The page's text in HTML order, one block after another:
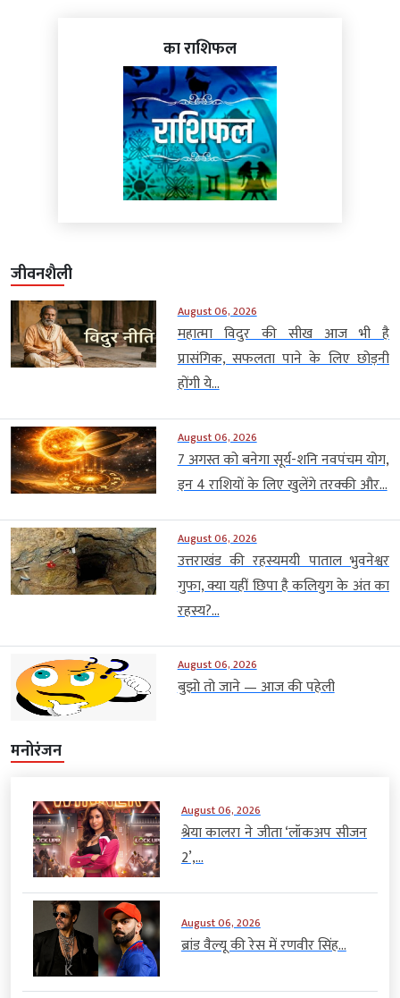
का राशिफल
जीवनशैली
August 06, 2026
महात्मा विदुर की सीख आज भी है
प्रासंगिक, सफलता पाने के लिए छोड़नी
होंगी ये...
August 06, 2026
7 अगस्त को बनेगा सूर्य-शनि नवपंचम योग,
इन 4 राशियों के लिए खुलेंगे तरक्की और...
August 06, 2026
उत्तराखंड की रहस्यमयी पाताल भुवनेश्वर
गुफा, क्या यहीं छिपा है कलियुग के अंत का
रहस्य?...
August 06, 2026
बुझो तो जाने — आज की पहेली
मनोरंजन
August 06, 2026
श्रेया कालरा ने जीता ‘लॉकअप सीजन
2’,...
August 06, 2026
ब्रांड वैल्यू की रेस में रणवीर सिंह...